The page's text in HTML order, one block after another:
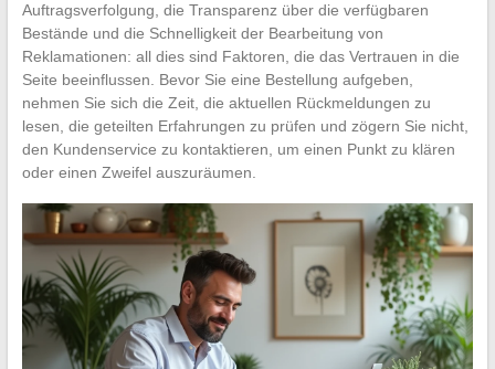
Auftragsverfolgung, die Transparenz über die verfügbaren
Bestände und die Schnelligkeit der Bearbeitung von
Reklamationen: all dies sind Faktoren, die das Vertrauen in die
Seite beeinflussen. Bevor Sie eine Bestellung aufgeben,
nehmen Sie sich die Zeit, die aktuellen Rückmeldungen zu
lesen, die geteilten Erfahrungen zu prüfen und zögern Sie nicht,
den Kundenservice zu kontaktieren, um einen Punkt zu klären
oder einen Zweifel auszuräumen.